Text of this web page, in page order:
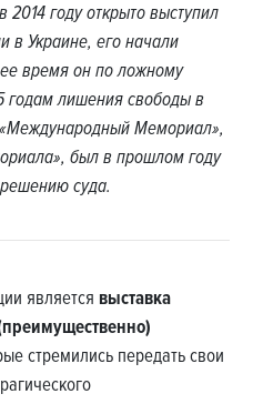
году открыто выступил
в Украине, его начали
время он по ложному
годам лишения свободы в
Мемориал»,
был в прошлом году
суда.
является выставка
стремились передать свои